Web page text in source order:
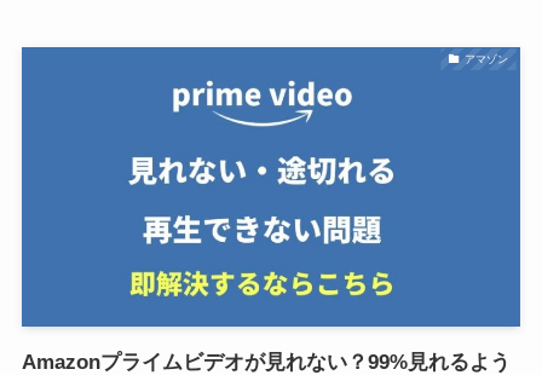
アマゾン
Amazonプライムビデオが見れない？99%見れるよう